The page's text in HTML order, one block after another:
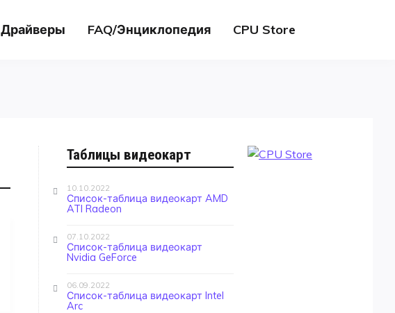
Драйверы FAQ/Энциклопедия CPU Store
Таблицы видеокарт
10.10.2022
Список-таблица видеокарт AMD
ATI Radeon
07.10.2022
Список-таблица видеокарт
Nvidia GeForce
06.09.2022
Список-таблица видеокарт Intel
Arc